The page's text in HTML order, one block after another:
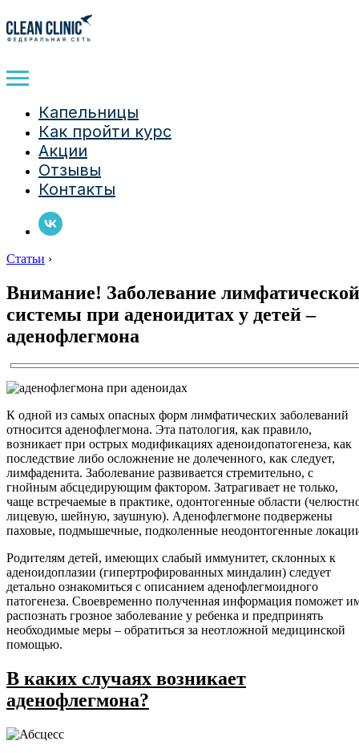
Капельницы
Как пройти курс
Акции
Отзывы
Контакты
Статьи ›
Внимание! Заболевание лимфатической
системы при аденоидитах у детей –
аденофлегмона
К одной из самых опасных форм лимфатических заболеваний
относится аденофлегмона. Эта патология, как правило,
возникает при острых модификациях аденоидопатогенеза, как
последствие либо осложнение не долеченного, как следует,
лимфаденита. Заболевание развивается стремительно, с
гнойным абсцедирующим фактором. Затрагивает не только,
чаще встречаемые в практике, одонтогенные области
лицевую, шейную, заушную). Аденофлегмоне подвержены
паховые, подмышечные, подколенные неодонтогенные
Родителям детей, имеющих слабый иммунитет, склонных к
аденоидоплазии (гипертрофированных миндалин) следует
детально ознакомиться с описанием аденофлегмоидного
патогенеза. Своевременно полученная информация поможет
распознать грозное заболевание у ребенка и предпринять
необходимые меры – обратиться за неотложной медицинской
помощью.
В каких случаях возникает
аденофлегмона?